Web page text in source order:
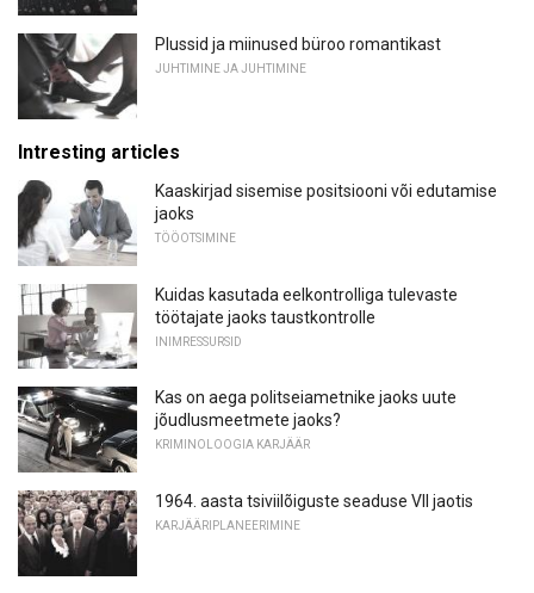
Plussid ja miinused büroo romantikast
JUHTIMINE JA JUHTIMINE
Intresting articles
Kaaskirjad sisemise positsiooni või edutamise
jaoks
TÖÖOTSIMINE
Kuidas kasutada eelkontrolliga tulevaste
töötajate jaoks taustkontrolle
INIMRESSURSID
Kas on aega politseiametnike jaoks uute
jõudlusmeetmete jaoks?
KRIMINOLOOGIA KARJÄÄR
1964. aasta tsiviilõiguste seaduse VII jaotis
KARJÄÄRIPLANEERIMINE